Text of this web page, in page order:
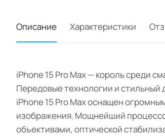
Описание Характеристики
iPhone 15 Pro Max — король среди
Передовые технологии и стильный
iPhone 15 Pro Max оснащен
изображения. Мощнейший
объективами, оптической